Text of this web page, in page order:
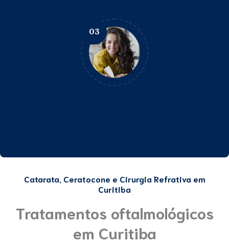
03
Catarata, Ceratocone e Cirurgia Refrativa em
Curitiba
Tratamentos oftalmológicos
em Curitiba